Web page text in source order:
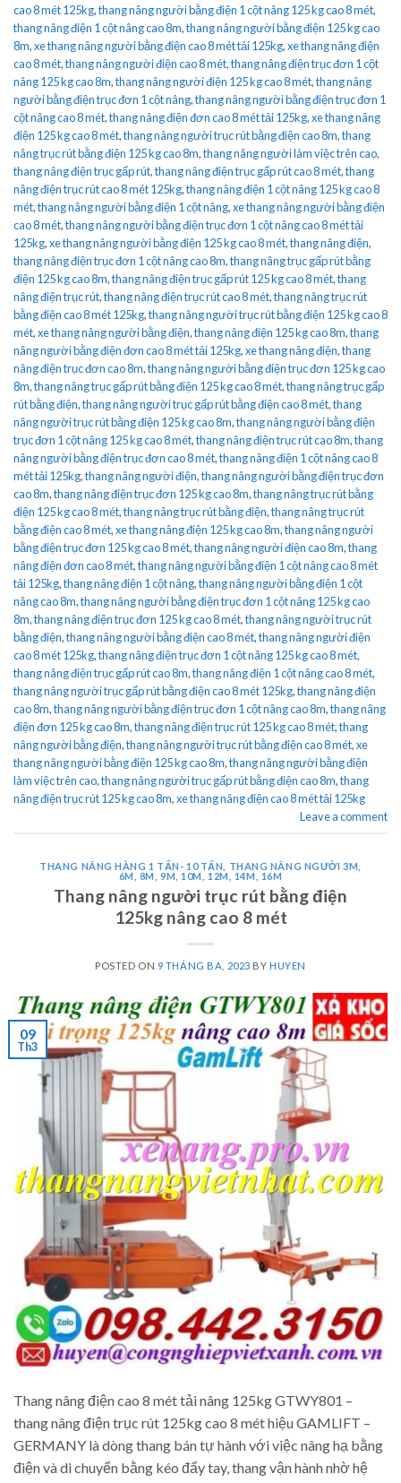
cao 8 mét 125kg,thang nâng người bằng điện 1 cột nâng 125 kg cao 8 mét,
thang nâng điện 1 cột nâng cao 8m,thang nâng người bằng điện 125 kg cao
8m,xe thang nâng người bằng điện cao 8 mét tải 125kg,xe thang nâng điện
cao 8 mét,thang nâng người điện cao 8 mét,thang nâng điện trục đơn 1 cột
nâng 125 kg cao 8m,thang nâng người điện 125 kg cao 8 mét,thang nâng
người bằng điện trục đơn 1 cột nâng,thang nâng người bằng điện trục đơn 1
cột nâng cao 8 mét,thang nâng điện đơn cao 8 mét tải 125kg,xe thang nâng
điện 125 kg cao 8 mét,thang nâng người trục rút bằng điện cao 8m,thang
nâng trục rút bằng điện 125 kg cao 8m,thang nâng người làm việc trên cao,
thang nâng điện trục gấp rút,thang nâng điện trục gấp rút cao 8 mét,thang
nâng điện trục rút cao 8 mét 125kg,thang nâng điện 1 cột nâng 125 kg cao 8
mét,thang nâng người bằng điện 1 cột nâng,xe thang nâng người bằng điện
cao 8 mét,thang nâng người bằng điện trục đơn 1 cột nâng cao 8 mét tải
125kg,xe thang nâng người bằng điện 125 kg cao 8 mét,thang nâng điện,
thang nâng điện trục đơn 1 cột nâng cao 8m,thang nâng trục gấp rút bằng
điện 125 kg cao 8m,thang nâng điện trục gấp rút 125 kg cao 8 mét,thang
nâng điện trục rút,thang nâng điện trục rút cao 8 mét,thang nâng trục rút
bằng điện cao 8 mét 125kg,thang nâng người trục rút bằng điện 125 kg cao 8
mét,xe thang nâng người bằng điện,thang nâng điện 125 kg cao 8m,thang
nâng người bằng điện đơn cao 8 mét tải 125kg,xe thang nâng điện,thang
nâng điện trục đơn cao 8m,thang nâng người bằng điện trục đơn 125 kg cao
8m,thang nâng trục gấp rút bằng điện 125 kg cao 8 mét,thang nâng trục gấp
rút bằng điện,thang nâng người trục gấp rút bằng điện cao 8 mét,thang
nâng người trục rút bằng điện 125 kg cao 8m,thang nâng người bằng điện
trục đơn 1 cột nâng 125 kg cao 8 mét,thang nâng điện trục rút cao 8m,thang
nâng người bằng điện trục đơn cao 8 mét,thang nâng điện 1 cột nâng cao 8
mét tải 125kg,thang nâng người điện,thang nâng người bằng điện trục đơn
cao 8m,thang nâng điện trục đơn 125 kg cao 8m,thang nâng trục rút bằng
điện 125 kg cao 8 mét,thang nâng trục rút bằng điện,thang nâng trục rút
bằng điện cao 8 mét,xe thang nâng điện 125 kg cao 8m,thang nâng người
bằng điện trục đơn 125 kg cao 8 mét,thang nâng người điện cao 8m,thang
nâng điện đơn cao 8 mét,thang nâng người bằng điện 1 cột nâng cao 8 mét
tải 125kg,thang nâng điện 1 cột nâng,thang nâng người bằng điện 1 cột
nâng cao 8m,thang nâng người bằng điện trục đơn 1 cột nâng 125 kg cao
8m,thang nâng điện trục đơn 125 kg cao 8 mét,thang nâng người trục rút
bằng điện,thang nâng người bằng điện cao 8 mét,thang nâng người điện
cao 8 mét 125kg,thang nâng điện trục đơn 1 cột nâng 125 kg cao 8 mét,
thang nâng điện trục gấp rút cao 8m,thang nâng điện 1 cột nâng cao 8 mét,
thang nâng người trục gấp rút bằng điện cao 8 mét 125kg,thang nâng điện
cao 8m,thang nâng người bằng điện trục đơn 1 cột nâng cao 8m,thang nâng
điện đơn 125 kg cao 8m,thang nâng điện trục rút 125 kg cao 8 mét,thang
nâng người bằng điện,thang nâng người trục rút bằng điện cao 8 mét,xe
thang nâng người bằng điện 125 kg cao 8m,thang nâng người bằng điện
làm việc trên cao,thang nâng người trục gấp rút bằng điện cao 8m,thang
nâng điện trục rút 125 kg cao 8m,xe thang nâng điện cao 8 mét tải 125kg
Leave a comment
THANG NÂNG HÀNG 1 TẤN- 10 TẤN
THANG NÂNG NGƯỜI 3M,
6M, 8M, 9M, 10M, 12M, 14M, 16M
Thang nâng người trục rút bằng điện
125kg nâng cao 8 mét
POSTED ON 9 THÁNG BA, 2023 BY HUYEN
09
Th3
Thang nâng điện cao 8 mét tải nâng 125kg GTWY801 –
thang nâng điện trục rút 125kg cao 8 mét hiệu GAMLIFT –
GERMANY là dòng thang bán tự hành với việc nâng hạ bằng
điện và di chuyển bằng kéo đẩy tay, thang vận hành nhờ hệ